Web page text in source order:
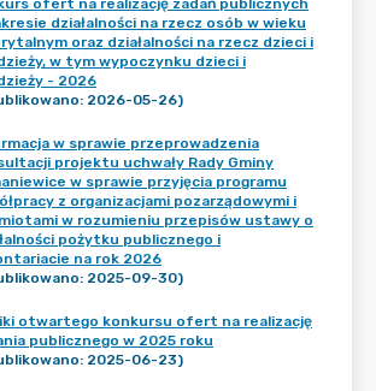
ofert na realizację zadań publicznych
działalności na rzecz osób w wieku
oraz działalności na rzecz dzieci i
w tym wypoczynku dzieci i
- 2026
2026-05-26)
w sprawie przeprowadzenia
projektu uchwały Rady Gminy
w sprawie przyjęcia programu
z organizacjami pozarządowymi i
w rozumieniu przepisów ustawy o
pożytku publicznego i
na rok 2026
2025-09-30)
otwartego konkursu ofert na realizację
publicznego w 2025 roku
2025-06-23)